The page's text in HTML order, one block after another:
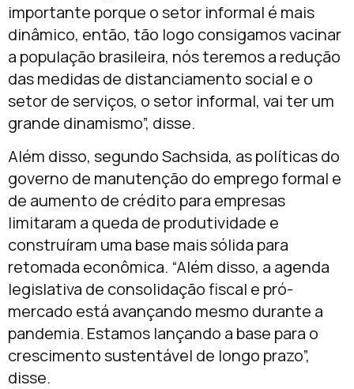
importante porque o setor informal é mais
dinâmico, então, tão logo consigamos vacinar
a população brasileira, nós teremos a redução
das medidas de distanciamento social e o
setor de serviços, o setor informal, vai ter um
grande dinamismo”, disse.
Além disso, segundo Sachsida, as políticas do
governo de manutenção do emprego formal e
de aumento de crédito para empresas
limitaram a queda de produtividade e
construíram uma base mais sólida para
retomada econômica. “Além disso, a agenda
legislativa de consolidação fiscal e pró-
mercado está avançando mesmo durante a
pandemia. Estamos lançando a base para o
crescimento sustentável de longo prazo”,
disse.